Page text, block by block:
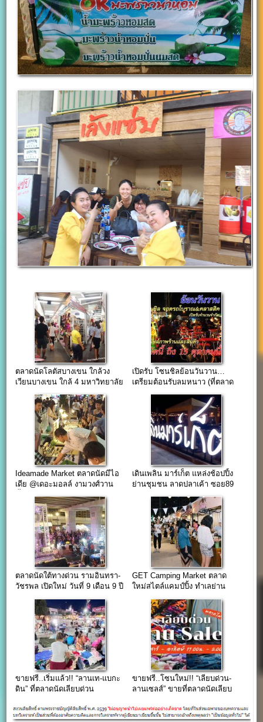
ตลาดนัดโลตัสบางเขน ใกล้วง
เวียนบางเขน ใกล้ 4 มหาวิทยาลัย
เปิดรับ โซนชิลย้อนวันวาน…
เตรียมต้อนรับลมหนาว (ที่ตลาด
Ideamade Market ตลาดนัดมีไอ
เดีย @เดอะมอลล์ งามวงศ์วาน
เดินเพลิน มาร์เก็ต แหล่งช้อปปิ้ง
ย่านชุมชน ลาดปลาเค้า ซอย89
ตลาดนัดใต้ทางด่วน รามอินทรา-
วัชรพล เปิดใหม่ วันที่ 9 เดือน 9 ปี
GET Camping Market ตลาด
ใหม่สไตล์แคมป์ปิ้ง ทำเลย่าน
ขายฟรี..เริ่มแล้ว!! “ลานเท-แบกะ
ดิน” ที่ตลาดนัดเลียบด่วน
พฤหัส เริ่มจันทร์ที่ 10 มิ.ย.67 นี้
ขายฟรี..โซนใหม่!! “เลียบด่วน-
ลานเซลส์” ขายที่ตลาดนัดเลียบ
อาทิตย์